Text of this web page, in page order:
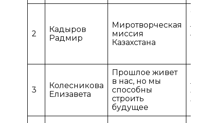
2
Кадыров
Радмир
Миротворческая
миссия
Казахстана
3
Колесникова
Елизавета
Прошлое живет
в нас, но мы
способны
строить
будущее